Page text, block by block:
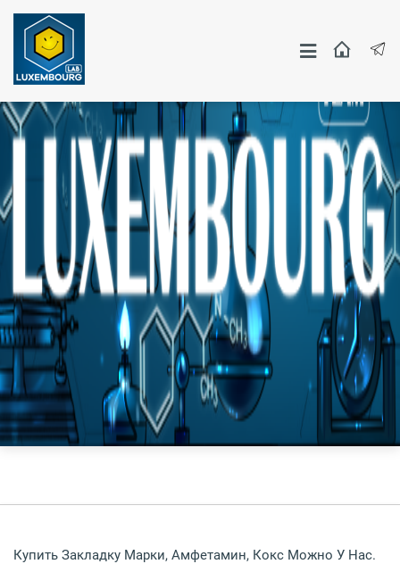
Москва
Другие Города
Купить Закладку Марки, Амфетамин, Кокс Можно У Нас.